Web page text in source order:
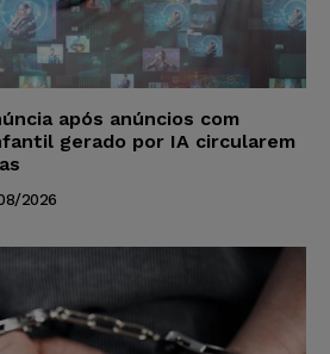
após anúncios com
gerado por IA circularem
2026